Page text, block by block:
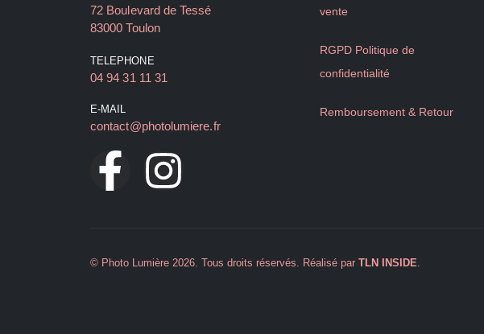
72 Boulevard de Tessé
83000 Toulon
TELEPHONE
04 94 31 11 31
E-MAIL
contact@photolumiere.fr
vente
RGPD Politique de
confidentialité
Remboursement & Retour
© Photo Lumière 2026. Tous droits réservés. Réalisé par TLN INSIDE.